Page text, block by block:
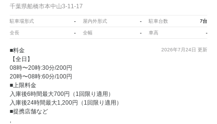
千葉県船橋市本中山3-11-17
駐車場形式 - 屋内外形式 - 駐車台数 7台
全長 - 全幅 - 車高 -
2026年7月24日 更新
■料金
【全日】
08時〜20時:30分/200円
20時〜08時:60分/100円
■上限料金
入庫後6時間最大700円（1回限り適用）
入庫後24時間最大1,200円（1回限り適用）
■提携店舗など
,